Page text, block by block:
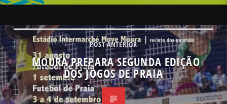
POST ANTERIOR
MOURA PREPARA SEGUNDA EDIÇÃO
DOS JOGOS DE PRAIA